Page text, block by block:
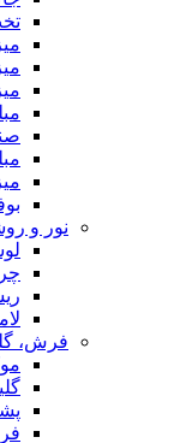
نور و
فرش،